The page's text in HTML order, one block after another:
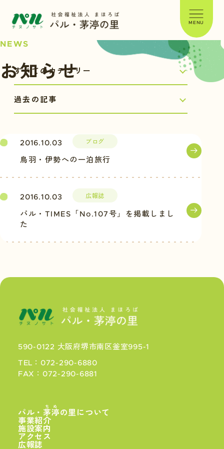
MENU
NEWS
お知らせ
2016.10.03 ブログ
鳥羽・伊勢への一泊旅行
2016.10.03 広報誌
パル・TIMES「No.107号」を掲載しまし
た
590-0122 大阪府堺市南区釜室995-1
TEL：072-290-6880
FAX：072-290-6881
パル・茅渟
ちぬ
の里について
事業紹介
施設案内
アクセス
広報誌